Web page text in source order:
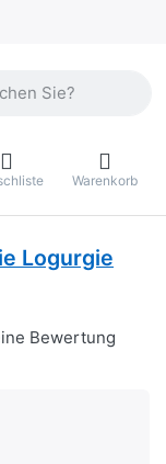
Suchbegriff ein.
Warenkorb
Logurgie
Bewertung